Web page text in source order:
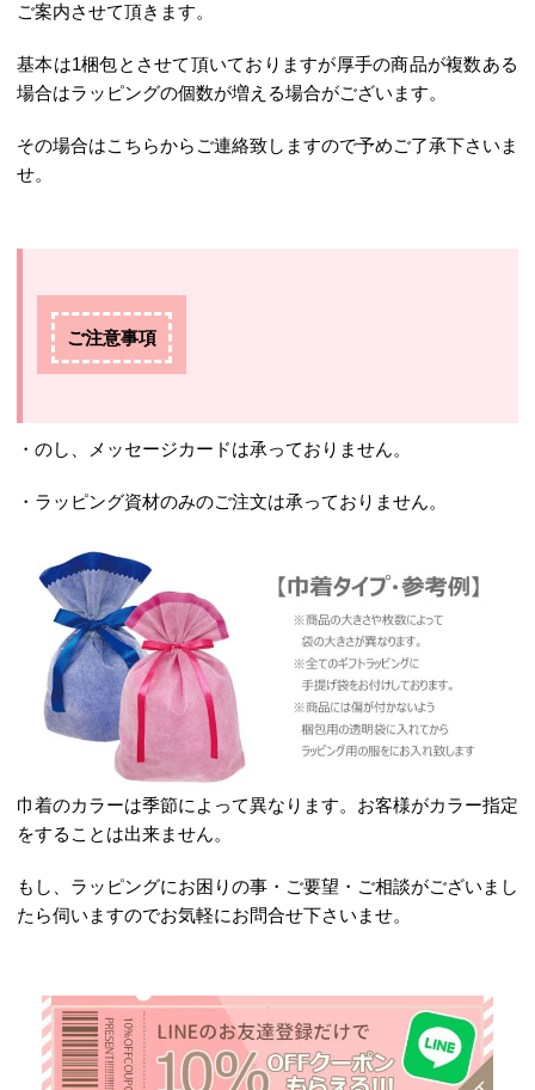
ご案内させて頂きます。
基本は1梱包とさせて頂いておりますが厚手の商品が複数ある
場合はラッピングの個数が増える場合がございます。
その場合はこちらからご連絡致しますので予めご了承下さいま
せ。
ご注意事項
・のし、メッセージカードは承っておりません。
・ラッピング資材のみのご注文は承っておりません。
巾着のカラーは季節によって異なります。お客様がカラー指定
をすることは出来ません。
もし、ラッピングにお困りの事・ご要望・ご相談がございまし
たら伺いますのでお気軽にお問合せ下さいませ。